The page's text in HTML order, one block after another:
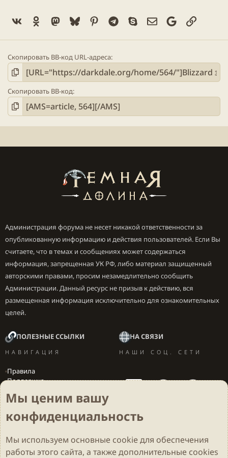
Vk Ok Mastodon
BlueskyPinterestTelegram
SkypeЭлектронная
GoogleСсылка
Скопировать BB-код URL-адреса
Скопировать BB-код
Администрация форума не несет никакой ответственности за
опубликованную информацию и действия пользователей. Если Вы
считаете, что в темах и сообщениях может содержаться
информация, запрещенная УК РФ, либо материал защищенный
авторскими правами, просим незамедлительно сообщить
Администрации. Данный ресурс не призыв к действию, вся
размещенная информация исключительно для ознакомительных
целей.
ПОЛЕЗНЫЕ ССЫЛКИ
НАВИГАЦИЯ
Правила
Поддержка
Локализация игр
НА СВЯЗИ
НАШИ СОЦ. СЕТИ
Cookies Darkdale - Основа [v.2.3.2 rc1] 🔥
Русский (RU)
Мы ценим вашу
конфиденциальность
Мы используем основные cookieдля обеспечения
работы этого сайта, а также дополнительные cookies